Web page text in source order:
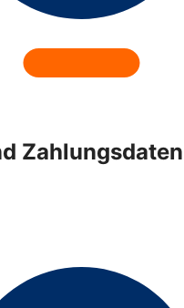
Zahlungsdaten